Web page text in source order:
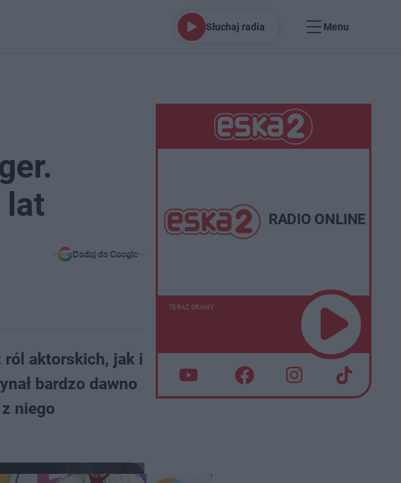
Słuchaj radia Menu
lat
Dodaj do Google
ról aktorskich, jak i
bardzo dawno
niego
RADIO ONLINE
TERAZ GRAMY